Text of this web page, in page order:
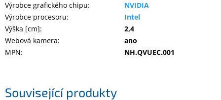
Související produkty
Výrobce grafického chipu:
NVIDIA
Výrobce procesoru:
Intel
Výška [cm]:
2,4
Webová kamera:
ano
MPN: NH.QVUEC.001